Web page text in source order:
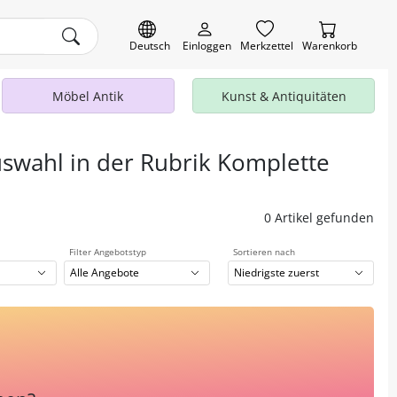
Deutsch Einloggen Merkzettel Warenkorb
Möbel Antik Kunst & Antiquitäten
in der Rubrik Komplette
0 Artikel gefunden
Filter Angebotstyp
Alle Angebote
Sortieren nach
Niedrigste zuerst